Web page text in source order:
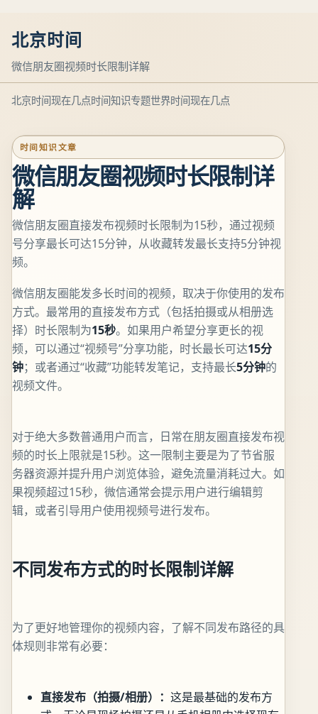
北京时间
微信朋友圈视频时长限制详解
北京时间现在几点时间知识专题世界时间现在几点
时间知识文章
微信朋友圈视频时长限制详
解
微信朋友圈直接发布视频时长限制为15秒，通过视频
号分享最长可达15分钟，从收藏转发最长支持5分钟视
频。
微信朋友圈能发多长时间的视频，取决于你使用的发布
方式。最常用的直接发布方式（包括拍摄或从相册选
择）时长限制为15秒。如果用户希望分享更长的视
频，可以通过“视频号”分享功能，时长最长可达15分
钟；或者通过“收藏”功能转发笔记，支持最长5分钟的
视频文件。
对于绝大多数普通用户而言，日常在朋友圈直接发布视
频的时长上限就是15秒。这一限制主要是为了节省服
务器资源并提升用户浏览体验，避免流量消耗过大。如
果视频超过15秒，微信通常会提示用户进行编辑剪
辑，或者引导用户使用视频号进行发布。
不同发布方式的时长限制详解
为了更好地管理你的视频内容，了解不同发布路径的具
体规则非常有必要：
直接发布（拍摄/相册）： 这是最基础的发布方